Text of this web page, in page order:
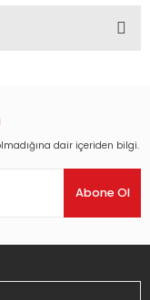
dair içeriden bilgi.
Abone Ol